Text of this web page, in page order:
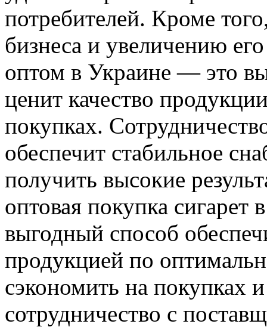
потребителей. Кроме
бизнеса и увеличению
оптом в Украине — это
ценит качество
покупках.
обеспечит стабильное
получить высокие
оптовая покупка
выгодный способ
продукцией по
сэкономить на покупках
сотрудничество с